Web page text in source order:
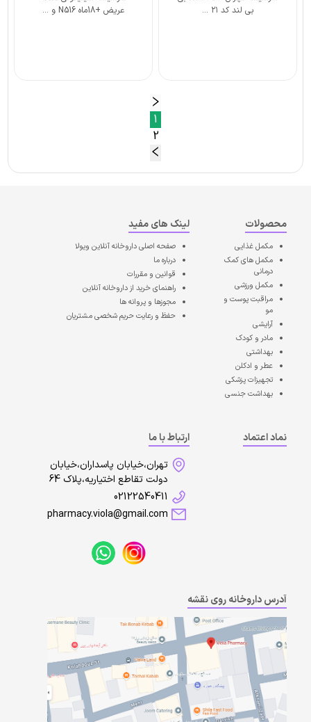
بی لند کد ۲۱ ...
عریض +18ماه N516 و ...
1
2
محصولات
مکمل غذایی
مکمل های کمک
درمانی
مکمل ورزشی
مراقبت پوست و
مو
آرایشی
مادر و کودک
بهداشتی
عطر و ادکلن
تجهیزات پزشکی
بهداشت جنسی
لینک های مفید
صفحه اصلیداروخانه آنلاین ویولا
درباره ما
قوانین و مقررات
راهنمای خرید از داروخانه آنلاین
مجوزها و پروانه ها
حفظ و رعایت حریم شخصی مشتریان
نماد اعتماد
ارتباط با ما
تهران،خیابان پاسداران،خیابان
دولت تقاطع اختیاریه،پلاک 64
02122540411
pharmacy.viola@gmail.com
آدرس داروخانه روی نقشه